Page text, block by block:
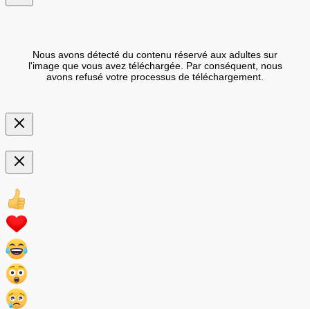
Nous avons détecté du contenu réservé aux adultes sur
l'image que vous avez téléchargée. Par conséquent, nous
avons refusé votre processus de téléchargement.